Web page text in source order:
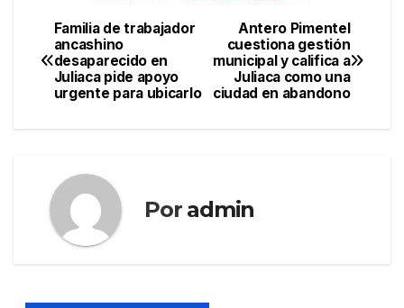
Navegación
de
entradas
Antero Pimentel
cuestiona gestión
municipal y califica a
Juliaca como una
ciudad en abandono
Familia de trabajador
ancashino
desaparecido en
Juliaca pide apoyo
urgente para ubicarlo
Por admin